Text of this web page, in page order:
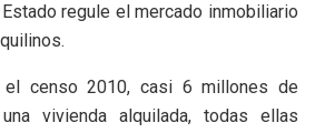
regule el mercado inmobiliario
el censo 2010, casi 6 millones de
vivienda alquilada, todas ellas